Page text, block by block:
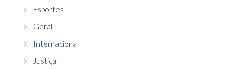
Esportes
Geral
Internacional
Justiça